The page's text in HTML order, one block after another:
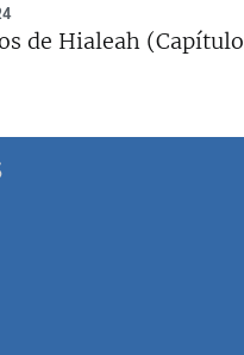
de Hialeah (Capítulo